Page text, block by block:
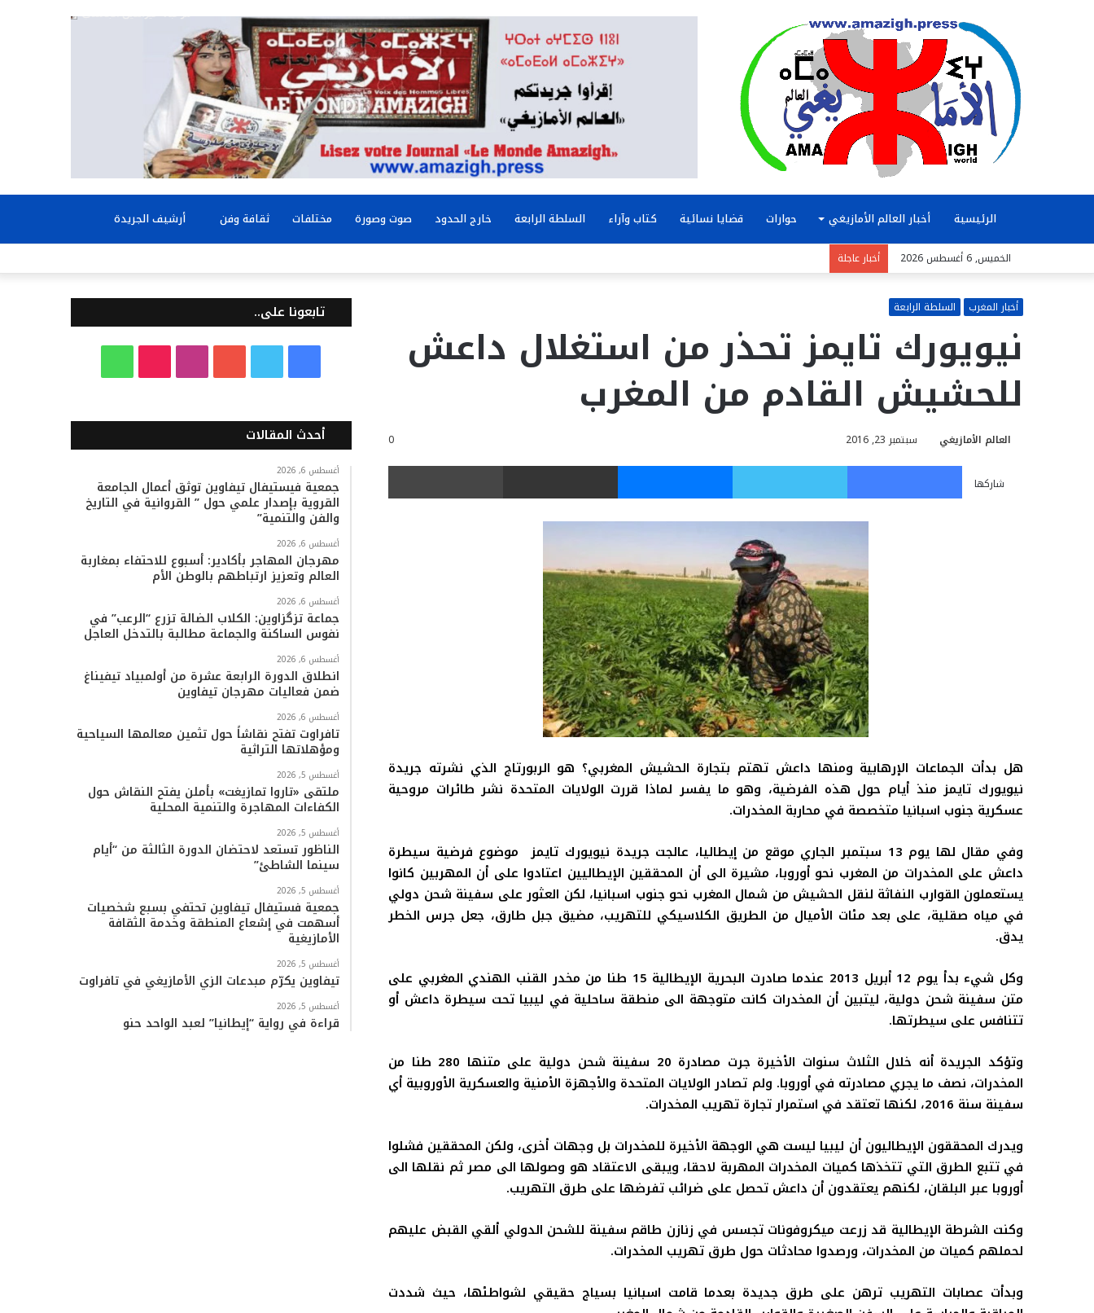
الرئيسية أخبار العالم الأمازيغي حوارات قضايا نسائية كتاب وآراء السلطة الرابعة خارج الحدود صوت وصورة مختلفات ثقافة وفن أرشيف الجريدة
عن
الخميس, 6 أغسطس 2026 أخبار عاجلة
أخبار المغرب السلطة الرابعة
نيويورك تايمز تحذر من استغلال داعش
للحشيش القادم من المغرب
العالم الأمازيغي سبتمبر 23, 2016 0
شاركها
فيسبوك تويتر ماسنجر مشاركة عبر البريد
هل بدأت الجماعات الإرهابية ومنها داعش تهتم بتجارة الحشيش المغربي؟ هو الربورتاج الذي نشرته جريدة
نيويورك تايمز منذ أيام حول هذه الفرضية، وهو ما يفسر لماذا قررت الولايات المتحدة نشر طائرات مروحية
عسكرية جنوب اسبانيا متخصصة في محاربة المخدرات.
وفي مقال لها يوم 13 سبتمبر الجاري موقع من إيطاليا، عالجت جريدة نيويورك تايمز موضوع فرضية سيطرة
داعش على المخدرات من المغرب نحو أوروبا، مشيرة الى أن المحققين الإيطاليين اعتادوا على أن المهربين كانوا
يستعملون القوارب النفاثة لنقل الحشيش من شمال المغرب نحو جنوب اسبانيا، لكن العثور على سفينة شحن دولي
في مياه صقلية، على بعد مئات الأميال من الطريق الكلاسيكي للتهريب، مضيق جبل طارق، جعل جرس الخطر
يدق.
وكل شيء بدأ يوم 12 أبريل 2013 عندما صادرت البحرية الإيطالية 15 طنا من مخدر القنب الهندي المغربي على
متن سفينة شحن دولية، ليتبين أن المخدرات كانت متوجهة الى منطقة ساحلية في ليبيا تحت سيطرة داعش أو
تتنافس على سيطرتها.
وتؤكد الجريدة أنه خلال الثلاث سنوات الأخيرة جرت مصادرة 20 سفينة شحن دولية على متنها 280 طنا من
المخدرات، نصف ما يجري مصادرته في أوروبا. ولم تصادر الولايات المتحدة والأجهزة الأمنية والعسكرية الأوروبية أي
سفينة سنة 2016، لكنها تعتقد في استمرار تجارة تهريب المخدرات
.
ويدرك المحققون الإيطاليون أن ليبيا ليست هي الوجهة الأخيرة للمخدرات بل وجهات أخرى، ولكن المحققين فشلوا
في تتبع الطرق التي تتخذها كميات المخدرات المهربة لاحقا، ويبقى الاعتقاد هو وصولها الى مصر ثم نقلها الى
أوروبا عبر البلقان، لكنهم يعتقدون أن داعش تحصل على ضرائب تفرضها على طرق التهريب.
وكنت الشرطة الإيطالية قد زرعت ميكروفونات تجسس في زنازن طاقم سفينة للشحن الدولي ألقي القبض عليهم
لحملهم كميات من المخدرات، ورصدوا محادثات حول طرق تهريب المخدرات.
وبدأت عصابات التهريب ترهن على طرق جديدة بعدما قامت اسبانيا بسياج حقيقي لشواطئها، حيث شددت
تابعونا على..
س
ب
و
ك
ي
ت
ر
ت
ي
و
س
ت
ق
ا
م
k
T
o
ت
س
ا
أحدث المقالات
أغسطس 6, 2026
جمعية فيستيفال تيفاوين توثق أعمال الجامعة
القروية بإصدار علمي حول ” القروانية في التاريخ
والفن والتنمية”
أغسطس 6, 2026
مهرجان المهاجر بأكادير: أسبوع للاحتفاء بمغاربة
العالم وتعزيز ارتباطهم بالوطن الأم
أغسطس 6, 2026
جماعة تزگزاوين: الكلاب الضالة تزرع “الرعب” في
نفوس الساكنة والجماعة مطالبة بالتدخل العاجل
أغسطس 6, 2026
انطلاق الدورة الرابعة عشرة من أولمبياد تيفيناغ
ضمن فعاليات مهرجان تيفاوين
أغسطس 6, 2026
تافراوت تفتح نقاشاً حول تثمين معالمها السياحية
ومؤهلاتها التراثية
أغسطس 5, 2026
ملتقى «تاروا تمازيغت» بأملن يفتح النقاش حول
الكفاءات المهاجرة والتنمية المحلية
أغسطس 5, 2026
الناظور تستعد لاحتضان الدورة الثالثة من “أيام
سينما الشاطئ”
أغسطس 5, 2026
جمعية فستيفال تيفاوين تحتفي بسبع شخصيات
أسهمت في إشعاع المنطقة وخدمة الثقافة
الأمازيغية
أغسطس 5, 2026
تيفاوين يكرّم مبدعات الزي الأمازيغي في تافراوت
أغسطس 5, 2026
قراءة في رواية “إيطانيا” لعبد الواحد حنو